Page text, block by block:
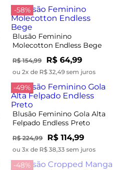
-58%
Blusão Feminino
Molecotton Endless Bege
R$ 154,99 R$ 64,99
ou 2x de R$ 32,49 sem juros
-49%
Blusão Feminino Gola Alta
Felpado Endless Preto
R$ 224,99 R$ 114,99
ou 3x de R$ 38,33 sem juros
-48%